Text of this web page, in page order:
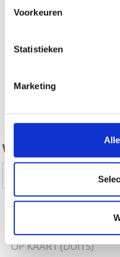
Voorkeuren
Statistieken
Marketing
WAS DE INHOUD
MEER
OP KAART (DUITS)